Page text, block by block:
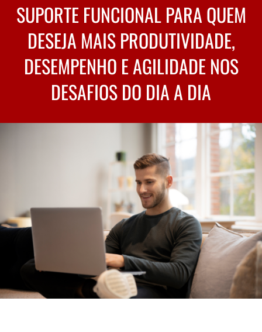
SUPORTE FUNCIONAL PARA QUEM
DESEJA MAIS PRODUTIVIDADE,
DESEMPENHO E AGILIDADE NOS
DESAFIOS DO DIA A DIA